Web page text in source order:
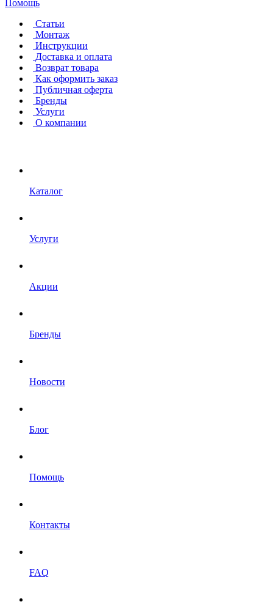
Помощь
Статьи
Монтаж
Инструкции
Доставка и оплата
Возврат товара
Как оформить заказ
Публичная оферта
Бренды
Услуги
О компании
Каталог
Услуги
Акции
Бренды
Новости
Блог
Помощь
Контакты
FAQ